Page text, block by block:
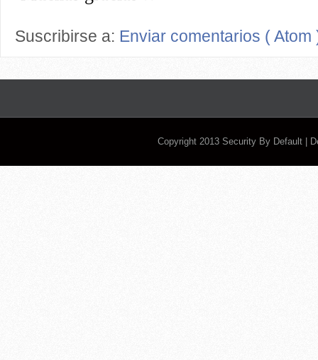
Suscribirse a: Enviar comentarios ( Atom
Copyright 2013 Security By Default |